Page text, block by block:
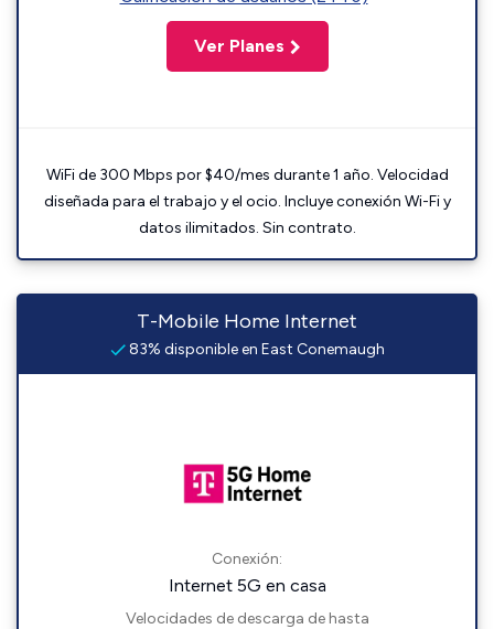
Ver Planes
WiFi de 300 Mbps por $40/mes durante 1 año. Velocidad
diseñada para el trabajo y el ocio. Incluye conexión Wi-Fi y
datos ilimitados. Sin contrato.
T-Mobile Home Internet
83% disponible en East Conemaugh
Conexión:
Internet 5G en casa
Velocidades de descarga de hasta